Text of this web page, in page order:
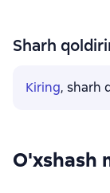
Sharh
Kiring, sharh
O'xshash